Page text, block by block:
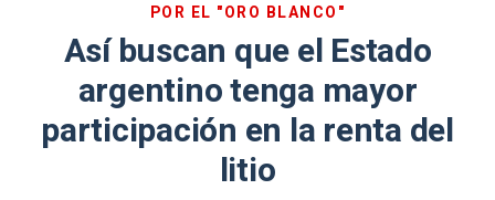
POR EL "ORO BLANCO"
Así buscan que el Estado
argentino tenga mayor
participación en la renta del
litio